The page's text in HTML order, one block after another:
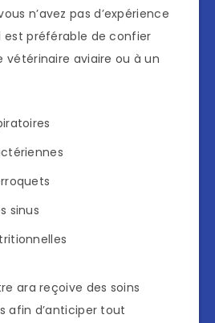
n’avez pas d’expérience
est préférable de confier
aviaire ou à un
sinus
ara reçoive des soins
afin d’anticiper tout